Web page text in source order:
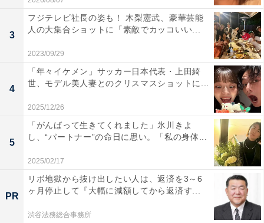
3
フジテレビ社長の姿も！ 木梨憲武、豪華芸能
人の大集合ショットに「素敵でカッコいい...
2023/09/29
4
「年々イケメン」サッカー日本代表・上田綺
世、モデル美人妻とのクリスマスショットに...
2025/12/26
5
「がんばって生きてくれました」氷川きよ
し、“パートナー”の命日に思い。「私の身体...
2025/02/17
PR
リボ地獄から抜け出したい人は、返済を3～6
ヶ月停止して『大幅に減額してから返済す...
渋谷法務総合事務所